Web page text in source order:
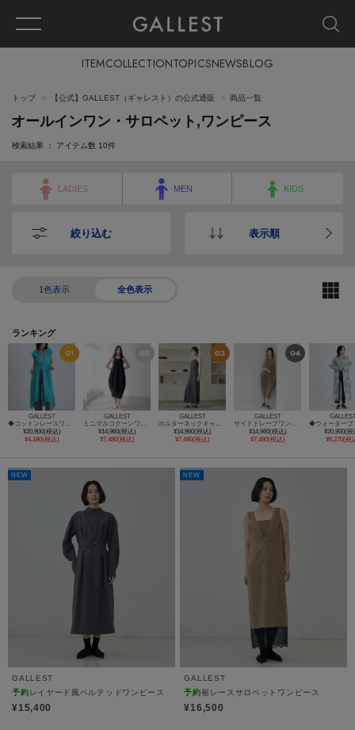
ITEMCOLLECTIONTOPICSNEWSBLOG
トップ 【公式】GALLEST（ギャレスト）の公式通販 商品一覧
オールインワン・サロペット,ワンピース
検索結果 ： アイテム数 10件
LADIES MEN KIDS
絞り込む 表示順
1色表示 全色表示
ランキング
GALLEST
¥20,900(税込)
¥4,180(税込)
GALLEST
¥14,960(税込)
¥7,480(税込)
GALLEST
¥14,960(税込)
¥7,480(税込)
GALLEST
¥14,960(税込)
¥7,480(税込)
¥20,900(税
¥6,270(税
NEW
GALLEST
予約レイヤード風ベルテッドワンピース
¥15,400
NEW
GALLEST
予約裾レースサロペットワンピース
¥16,500